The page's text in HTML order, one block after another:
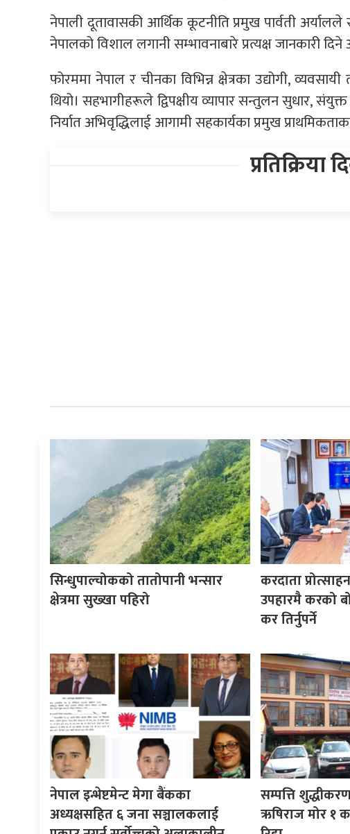
नेपाली दूतावासकी आर्थिक कूटनीति प्रमुख पार्वती
नेपालको विशाल लगानी सम्भावनाबारे प्रत्यक्ष जानकारी
फोरममा नेपाल र चीनका विभिन्न क्षेत्रका उद्योगी,
थियो। सहभागीहरूले द्विपक्षीय व्यापार सन्तुलन सुधार,
निर्यात अभिवृद्धिलाई आगामी सहकार्यका प्रमुख
प्रतिक्रिया
सिन्धुपाल्चोकको तातोपानी भन्सार
क्षेत्रमा सुख्खा पहिरो
करदाता
उपहारमै करको
कर तिर्नुपर्ने
नेपाल इन्भेष्टमेन्ट मेगा बैंकका
अध्यक्षसहित ६ जना सञ्चालकलाई
सम्पत्ति
ऋषिराज मोर १